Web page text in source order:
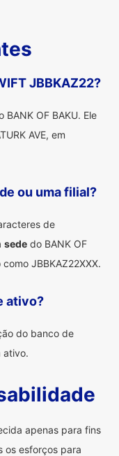
JBBKAZ22?
OF BAKU. Ele
AVE, em
ou uma filial?
de
sede do BANK OF
JBBKAZ22XXX.
ativo?
do banco de
ativo.
apenas para fins
os esforços para